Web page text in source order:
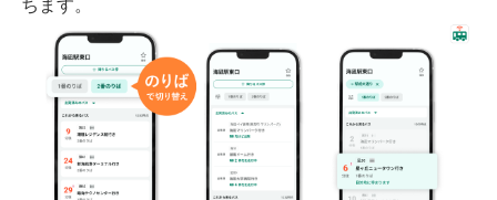
ちます。